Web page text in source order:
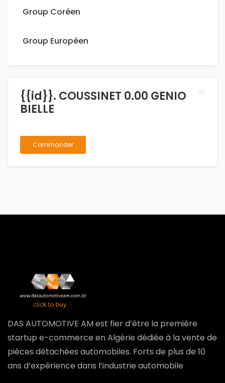
Group Coréen
Group Européen
{{id}}. COUSSINET 0.00 GENIO
BIELLE
Commander
DAS AUTOMOTIVE AM est fier d’être la première
startup e-commerce en Algérie dédiée à la vente de
pièces détachées automobiles. Forts de plus de 10
ans d’expérience dans l’industrie automobile